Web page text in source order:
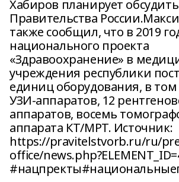
Хабиров планирует
Правительства
также сообщил, что в 2019
национального проекта
«Здравоохранение» в
учреждения республики
единиц оборудования, в том
УЗИ-аппаратов, 12
аппаратов, восемь
аппарата КТ/МРТ. Источник:
https://pravitelstvorb.ru/ru/
office/